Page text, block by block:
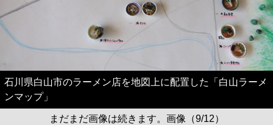
石川県白山市のラーメン店を地図上に配置した「白山ラーメ
ンマップ」
まだまだ画像は続きます。画像（9/12）